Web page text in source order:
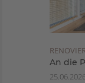
An die